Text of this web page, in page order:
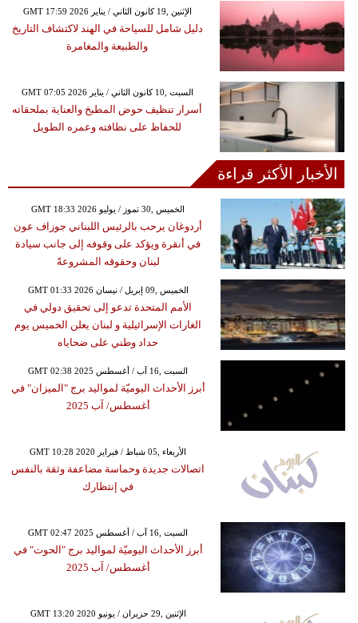
GMT 17:59 2026 الإثنين ,19 كانون الثاني / يناير
دليل شامل للسياحة في الهند لاكتشاف التاريخ
والطبيعة والمغامرة
GMT 07:05 2026 السبت ,10 كانون الثاني / يناير
أسرار تنظيف حوض المطبخ والعناية بملحقاته
للحفاظ على نظافته وعمره الطويل
الأخبار الأكثر قراءة
GMT 18:33 2026 الخميس ,30 تموز / يوليو
أردوغان يرحب بالرئيس اللبناني جوزاف عون
في أنقرة ويؤكد على وقوفه إلى جانب سيادة
لبنان وحقوقه المشروعةً
GMT 01:33 2026 الخميس ,09 إبريل / نيسان
الأمم المتحدة تدعو إلى تحقيق دولي في
الغارات الإسرائيلية و لبنان يعلن الخميس يوم
حداد وطني على ضحاياه
GMT 02:38 2025 السبت ,16 آب / أغسطس
أبرز الأحداث اليوميّة لمواليد برج "الميزان" في
أغسطس/ آب 2025
GMT 10:28 2020 الأربعاء ,05 شباط / فبراير
اتصالات جديدة وحماسة مضاعفة وثقة بالنفس
في إنتظارك
GMT 02:47 2025 السبت ,16 آب / أغسطس
أبرز الأحداث اليوميّة لمواليد برج "الحوت" في
أغسطس/ آب 2025
GMT 13:20 2020 الإثنين ,29 حزيران / يونيو